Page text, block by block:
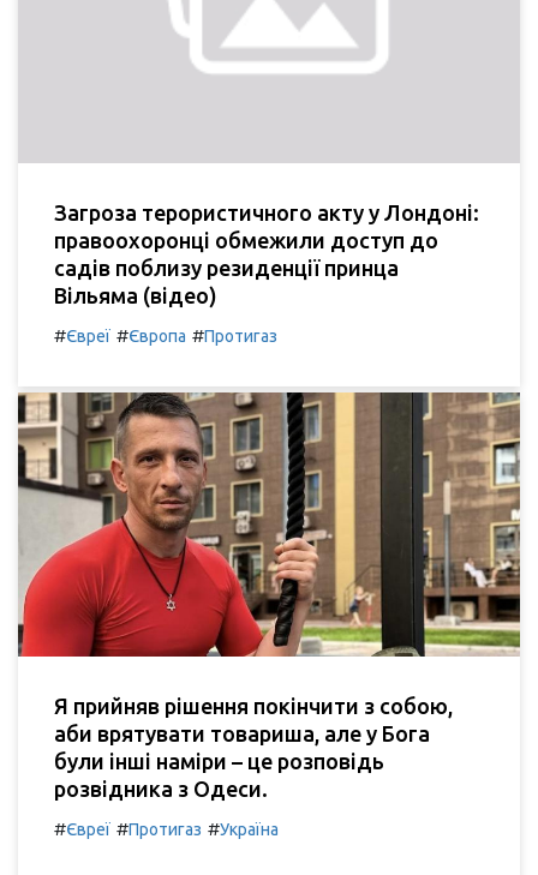
Загроза терористичного акту у Лондоні:
правоохоронці обмежили доступ до
садів поблизу резиденції принца
Вільяма (відео)
#Євреї #Європа #Протигаз
Я прийняв рішення покінчити з собою,
аби врятувати товариша, але у Бога
були інші наміри – це розповідь
розвідника з Одеси.
#Євреї #Протигаз #Україна